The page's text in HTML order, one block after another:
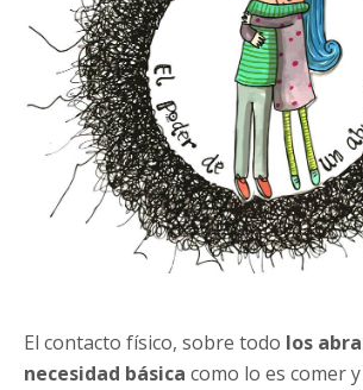
El contacto físico, sobre todo los
necesidad básica como lo es comer